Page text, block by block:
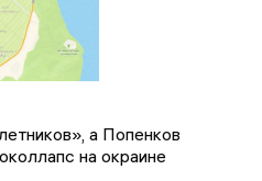
а Попенков
на окраине